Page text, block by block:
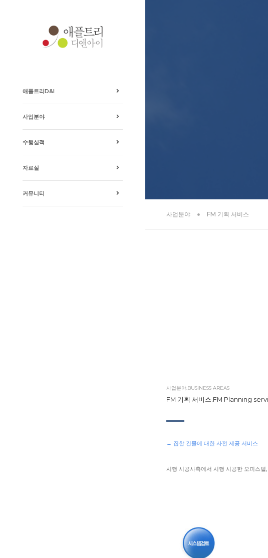
애플트리D&I
사업분야
수행실적
자료실
커뮤니티
사업분야 FM 기획 서비스
사업분야.BUSINESS AREAS
FM 기획 서비스.FM Planning
→ 집합 건물에 대한 사전 제공 서비스
시행 시공사측에서 시행 시공한 오피스